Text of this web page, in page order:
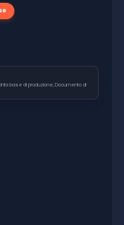
base di produzione, Documento di